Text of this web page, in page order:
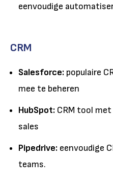
eenvoudige
CRM
Salesforce: populaire
mee te beheren
HubSpot: CRM tool
sales
Pipedrive: eenvoudige
teams.